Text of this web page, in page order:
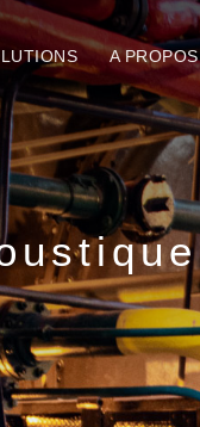
A PROPOS